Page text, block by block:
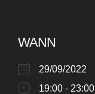
WANN
29/09/2022
19:00 - 23:00